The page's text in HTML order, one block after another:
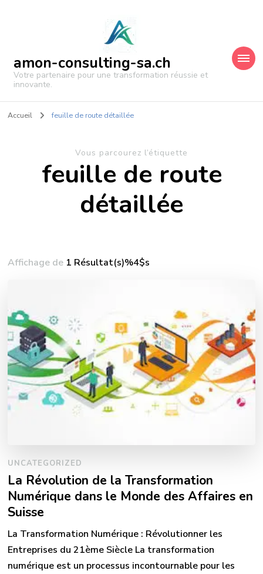
amon-consulting-sa.ch
Votre partenaire pour une transformation réussie et
innovante.
Accueil feuille de route détaillée
Vous parcourez l’étiquette
feuille de route
détaillée
Affichage de 1 Résultat(s)%4$s
UNCATEGORIZED
La Révolution de la Transformation
Numérique dans le Monde des Affaires en
Suisse
La Transformation Numérique : Révolutionner les
Entreprises du 21ème Siècle La transformation
numérique est un processus incontournable pour les